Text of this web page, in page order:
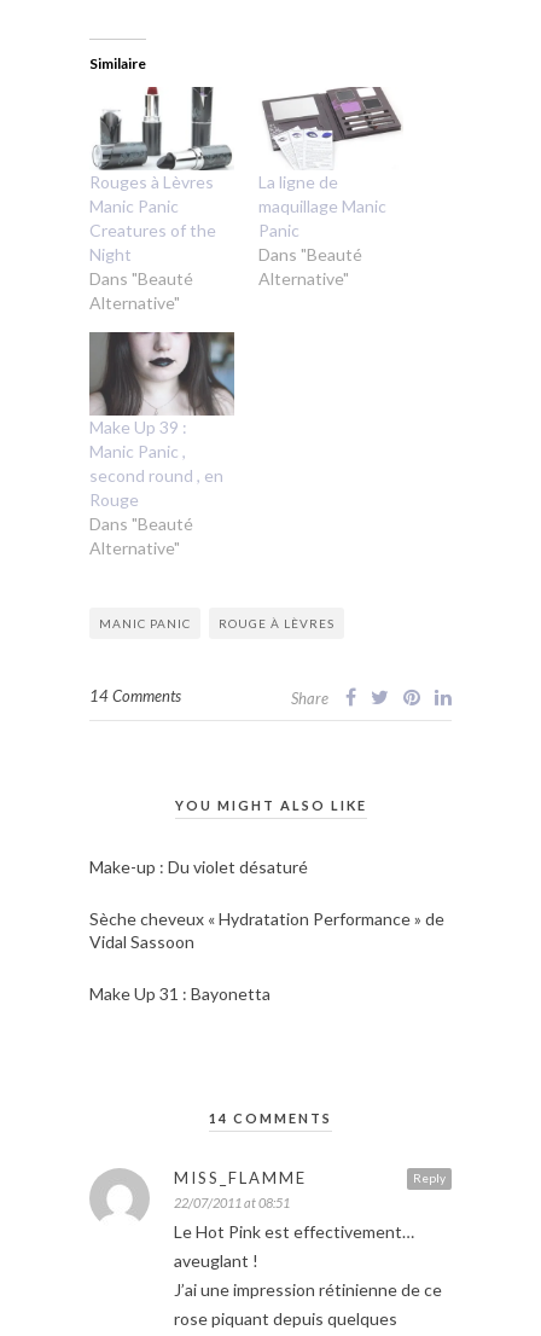
Similaire
Rouges à Lèvres
Manic Panic
Creatures of the
Night
Dans "Beauté
Alternative"
La ligne de
maquillage Manic
Panic
Dans "Beauté
Alternative"
Make Up 39 :
Manic Panic ,
second round , en
Rouge
Dans "Beauté
Alternative"
MANIC PANIC ROUGE À LÈVRES
14 Comments Share
YOU MIGHT ALSO LIKE
Make-up : Du violet désaturé
Sèche cheveux « Hydratation Performance » de
Vidal Sassoon
Make Up 31 : Bayonetta
14 COMMENTS
Reply
MISS_FLAMME
22/07/2011 at 08:51
Le Hot Pink est effectivement…
aveuglant !
J’ai une impression rétinienne de ce
rose piquant depuis quelques